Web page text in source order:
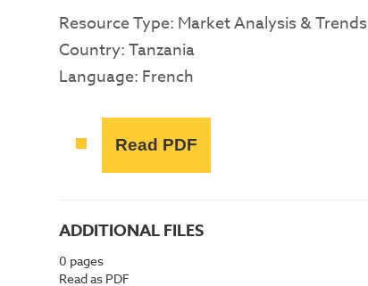
Resource Type: Market Analysis & Trends
Country: Tanzania
Language: French
Read PDF
ADDITIONAL FILES
0 pages
Read as PDF